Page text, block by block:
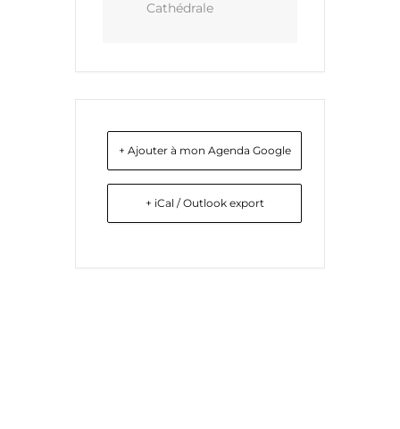
Cathédrale
+ Ajouter à mon Agenda Google
+ iCal / Outlook export